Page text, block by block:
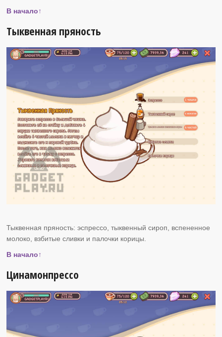
В начало↑
Тыквенная пряность
Тыквенная пряность: эспрессо, тыквенный сироп, вспененное
молоко, взбитые сливки и палочки корицы.
В начало↑
Цинамонпрессо